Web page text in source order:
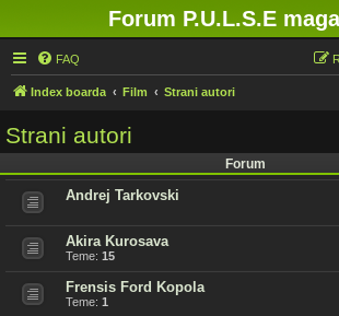
Forum P.U.L.S.E
FAQ
Index boarda Film Strani autori
Strani autori
Forum
Andrej Tarkovski
Akira Kurosava
Teme: 15
Frensis Ford Kopola
Teme: 1